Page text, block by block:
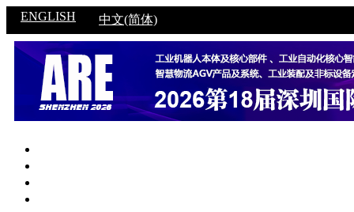
ENGLISH 中文(简体)